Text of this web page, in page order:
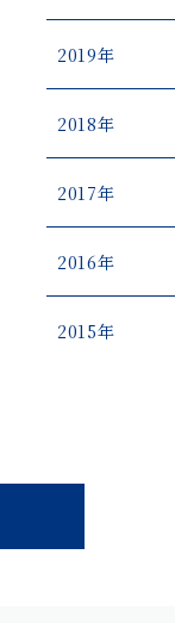
2019年
2018年
2017年
2016年
2015年